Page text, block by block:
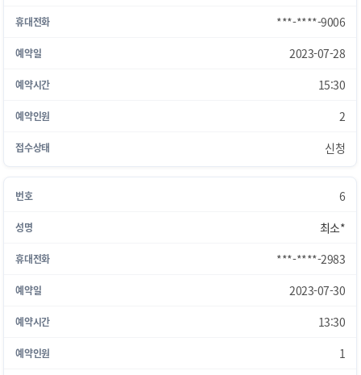
***-****-9006
2023-07-28
15:30
2
신청
6
최소*
***-****-2983
2023-07-30
13:30
1